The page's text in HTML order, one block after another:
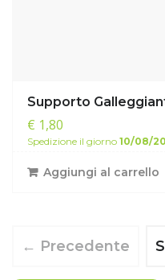
Supporto
€ 1,80
Spedizione il giorno 10/08/
Aggiungi al carrello
← Precedente